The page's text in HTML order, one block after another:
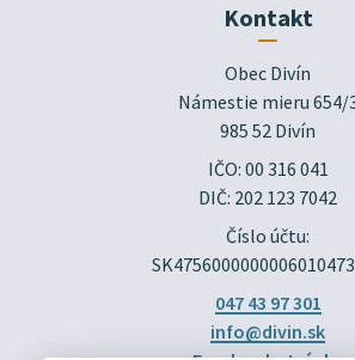
Kontakt
Obec Divín
Námestie mieru 654/
985 52 Divín
IČO: 00 316 041
DIČ: 202 123 7042
Číslo účtu:
047 43 97 301
info@divin.sk